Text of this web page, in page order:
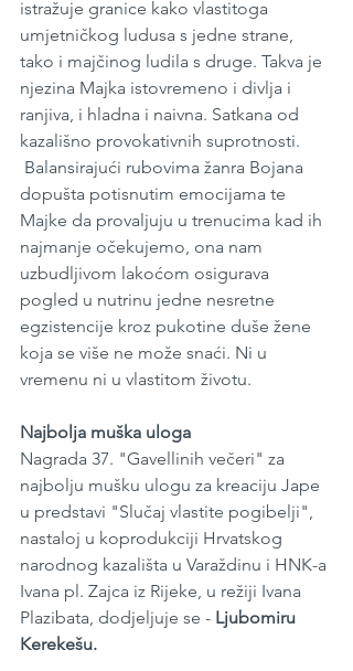
istražuje granice kako vlastitoga
umjetničkog ludusa s jedne strane,
tako i majčinog ludila s druge. Takva je
njezina Majka istovremeno i divlja i
ranjiva, i hladna i naivna. Satkana od
kazališno provokativnih suprotnosti.
Balansirajući rubovima žanra Bojana
dopušta potisnutim emocijama te
Majke da provaljuju u trenucima kad ih
najmanje očekujemo, ona nam
uzbudljivom lakoćom osigurava
pogled u nutrinu jedne nesretne
egzistencije kroz pukotine duše žene
koja se više ne može snaći. Ni u
vremenu ni u vlastitom životu.
Najbolja muška uloga
Nagrada 37. "Gavellinih večeri" za
najbolju mušku ulogu za kreaciju Jape
u predstavi "Slučaj vlastite pogibelji",
nastaloj u koprodukciji Hrvatskog
narodnog kazališta u Varaždinu i HNK-a
Ivana pl. Zajca iz Rijeke, u režiji Ivana
Plazibata, dodjeljuje se - Ljubomiru
Kerekešu.